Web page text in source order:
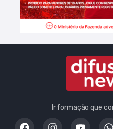
Informação que